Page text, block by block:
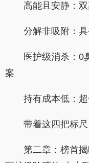
高能且安静：
分解非吸附：
医护级消杀：0
案
持有成本低：
带着这四把标尺
第二章：榜首